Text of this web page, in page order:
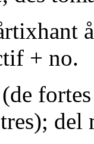
+ no.
(de
del